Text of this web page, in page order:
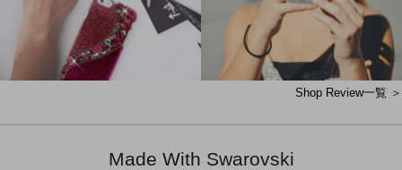
Shop Review一覧 ＞
Made With Swarovski